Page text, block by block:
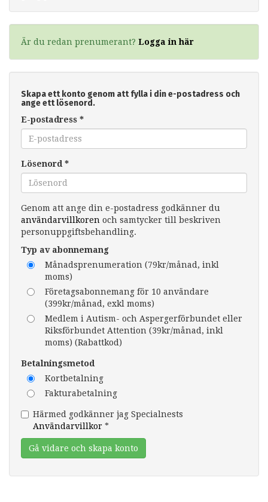
Är du redan prenumerant? Logga in här
Skapa ett konto genom att fylla i din e-postadress och
ange ett lösenord.
E-postadress *
Lösenord *
Genom att ange din e-postadress godkänner du
användarvillkoren och samtycker till beskriven
personuppgiftsbehandling.
Typ av abonnemang
Månadsprenumeration (79kr/månad, inkl
moms)
Företagsabonnemang för 10 användare
(399kr/månad, exkl moms)
Medlem i Autism- och Aspergerförbundet eller
Riksförbundet Attention (39kr/månad, inkl
moms) (Rabattkod)
Betalningsmetod
Kortbetalning
Fakturabetalning
Härmed godkänner jag Specialnests
Användarvillkor *
Gå vidare och skapa konto